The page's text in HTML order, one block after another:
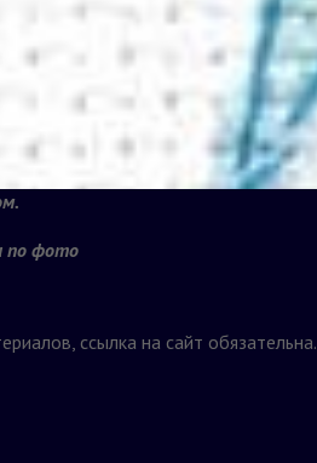
по фото
ссылка на сайт обязательна.